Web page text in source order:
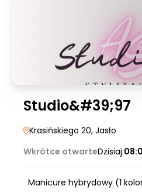
Studio&#39;97
Krasińskiego 20, Jasło
Wkrótce otwarteDzisiaj:
Manicure hybrydowy (1